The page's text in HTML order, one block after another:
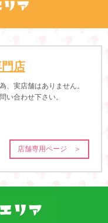
店
、実店舗はありません。
い合わせ下さい。
店舗専用ページ ＞